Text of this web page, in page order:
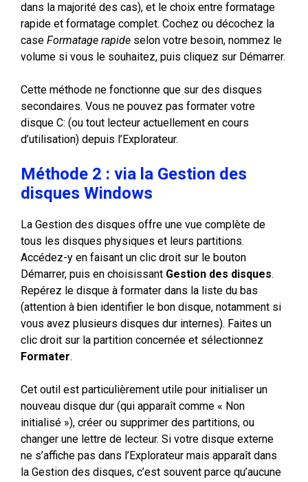
dans la majorité des cas), et le choix entre formatage
rapide et formatage complet. Cochez ou décochez la
case Formatage rapide selon votre besoin, nommez le
volume si vous le souhaitez, puis cliquez sur Démarrer.
Cette méthode ne fonctionne que sur des disques
secondaires. Vous ne pouvez pas formater votre
disque C: (ou tout lecteur actuellement en cours
d’utilisation) depuis l’Explorateur.
Méthode 2 : via la Gestion des
disques Windows
La Gestion des disques offre une vue complète de
tous les disques physiques et leurs partitions.
Accédez-y en faisant un clic droit sur le bouton
Démarrer, puis en choisissant Gestion des disques.
Repérez le disque à formater dans la liste du bas
(attention à bien identifier le bon disque, notamment si
vous avez plusieurs disques dur internes). Faites un
clic droit sur la partition concernée et sélectionnez
Formater.
Cet outil est particulièrement utile pour initialiser un
nouveau disque dur (qui apparaît comme « Non
initialisé »), créer ou supprimer des partitions, ou
changer une lettre de lecteur. Si votre disque externe
ne s’affiche pas dans l’Explorateur mais apparaît dans
la Gestion des disques, c’est souvent parce qu’aucune